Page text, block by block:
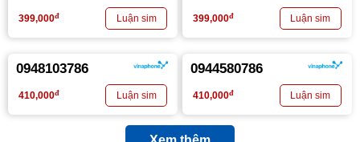
399,000đ 399,000đ
0948103786
410,000đ
0944580786
410,000đ